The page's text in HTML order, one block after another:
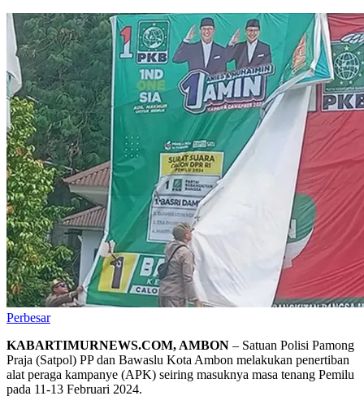
Perbesar
KABARTIMURNEWS.COM, AMBON – Satuan Polisi Pamong
Praja (Satpol) PP dan Bawaslu Kota Ambon melakukan penertiban
alat peraga kampanye (APK) seiring masuknya masa tenang Pemilu
pada 11-13 Februari 2024.